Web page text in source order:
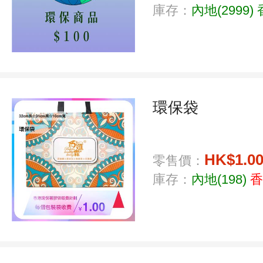
庫存： 內地(2999)
環保袋
零售價： HK$1.00
庫存： 內地(198)